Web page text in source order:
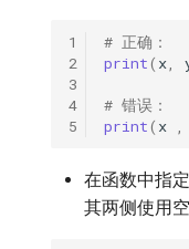
Paddle2ONNX模型转
云上飞桨部署工具
Benchmark
3.2.2 通过Token方
与建立连接
3.2.3 创建本地分支
3.2.4 使用pre-
3.2.5 修改与提交
1
2
3
4
5
# 正确：
print( x
# 错误：
print( x
在函数中指
其两侧使用